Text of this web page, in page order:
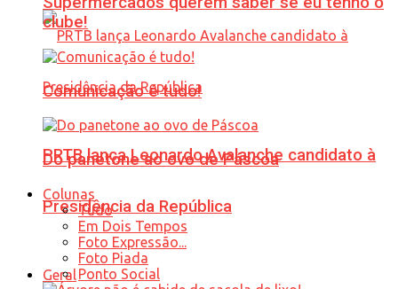
PRTB lança Leonardo Avalanche candidato à
Presidência da República
Geral
clube!
Comunicação é tudo!
Do panetone ao ovo de Páscoa
Colunas
Tudo
Em Dois Tempos
Foto Expressão...
Foto Piada
Ponto Social